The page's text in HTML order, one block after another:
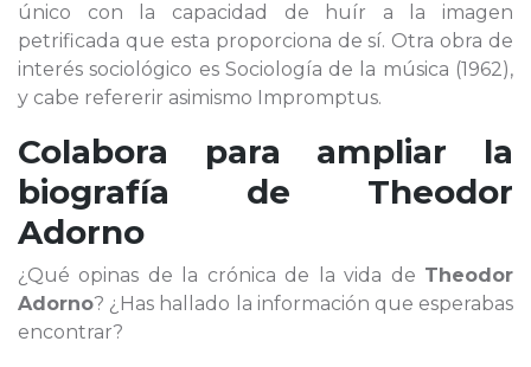
único con la capacidad de huír a la imagen
petrificada que esta proporciona de sí. Otra obra de
interés sociológico es Sociología de la música (1962),
y cabe refererir asimismo Impromptus.
Colabora para ampliar la
biografía de Theodor
Adorno
¿Qué opinas de la crónica de la vida de Theodor
Adorno? ¿Has hallado la información que esperabas
encontrar?